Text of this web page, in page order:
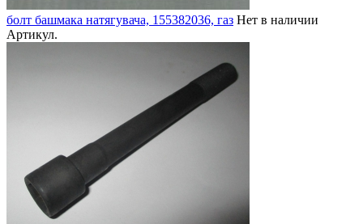
болт башмака натягувача, 155382036, газ Нет в наличии
Артикул.